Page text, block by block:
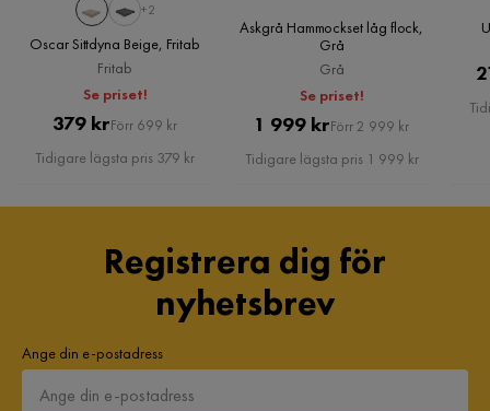
+2
Oscar Sittdyna Beige, Fritab
Fritab
Se priset!
Pris
379 krOriginal
Pris
Förr 699 kr
Tidigare lägsta pris 379 kr
Askgrå Hammockset låg flock,
Grå
Grå
Se priset!
Pris
1 999 krOriginal
Pris
Förr 2 999 kr
Tidigare lägsta pris 1 999 kr
Registrera dig för
nyhetsbrev
Ange din e-postadress